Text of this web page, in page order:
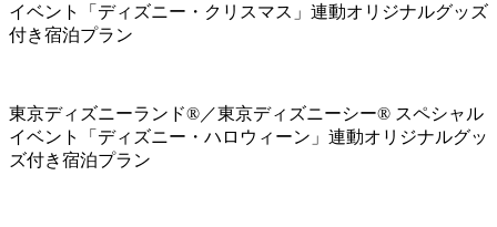
イベント「ディズニー・クリスマス」連動オリジナルグッズ
付き宿泊プラン
東京ディズニーランド®／東京ディズニーシー® スペシャル
イベント「ディズニー・ハロウィーン」連動オリジナルグッ
ズ付き宿泊プラン